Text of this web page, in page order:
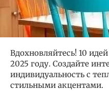
Вдохновляйтесь! 10
2025 году. Создайте
индивидуальность с
стильными акцентами.